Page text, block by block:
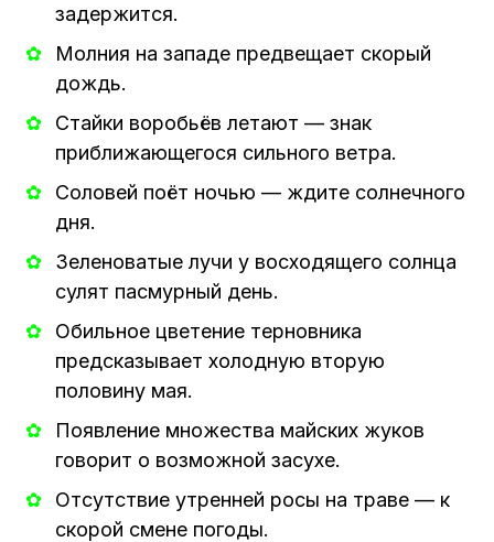
задержится.
Молния на западе предвещает скорый
дождь.
Стайки воробьёв летают — знак
приближающегося сильного ветра.
Соловей поёт ночью — ждите солнечного
дня.
Зеленоватые лучи у восходящего солнца
сулят пасмурный день.
Обильное цветение терновника
предсказывает холодную вторую
половину мая.
Появление множества майских жуков
говорит о возможной засухе.
Отсутствие утренней росы на траве — к
скорой смене погоды.